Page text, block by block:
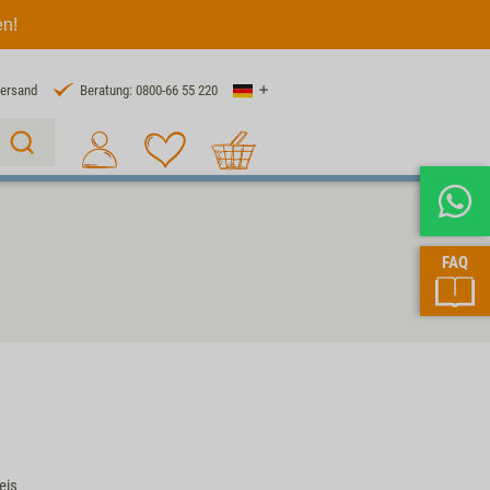
FAQ
Beratung: 0800-66 55 220 Land
Suche 1